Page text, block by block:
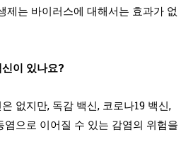
제는 바이러스에 대해서는 효과가 없
이 있나요?
없지만, 독감 백신, 코로나19 백신,
으로 이어질 수 있는 감염의 위험을